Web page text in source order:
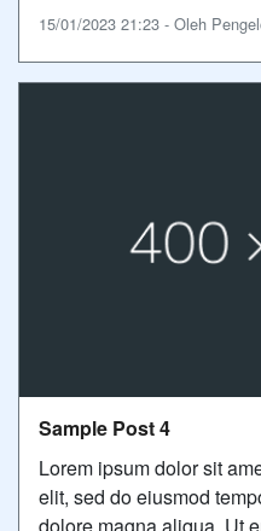
15/01/2023 21:23 - Oleh
Sample Post 4
Lorem ipsum dolor sit
elit, sed do eiusmod